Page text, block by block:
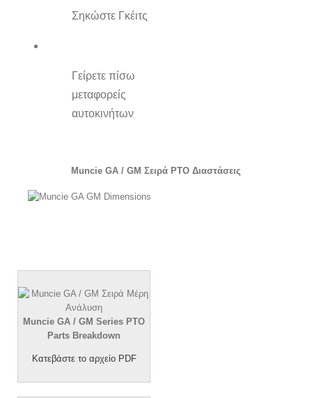
Σηκώστε Γκέιτς
Γείρετε πίσω
μεταφορείς
αυτοκινήτων
Muncie GA / GM Σειρά PTO Διαστάσεις
Muncie GA /GM Series PTO
Parts Breakdown
Κατεβάστε το αρχείο PDF